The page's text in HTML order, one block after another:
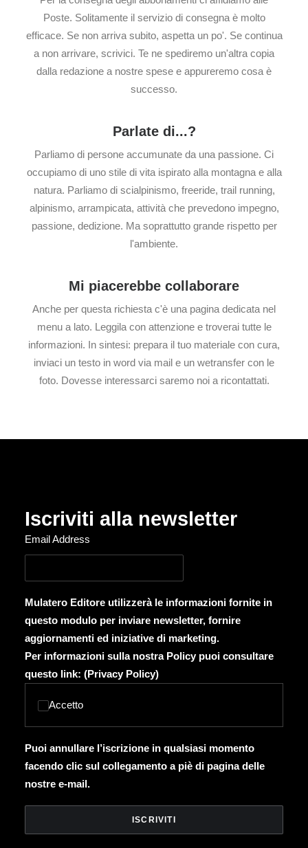
Poste. Solitamente il servizio di consegna è molto
efficace. Se non arriva subito, aspetta un po'. Se continua
a non arrivare, scrivici. Te ne spediremo un'altra copia
dalla redazione a nostre spese e appureremo cosa è
successo.
Parlate di...?
Parliamo di persone accumunate da una passione. Ci
occupiamo di uno stile di vita ispirato alla montagna e alla
natura. Parliamo di scialpinismo, freeride, trail running,
alpinismo, arrampicata, attività che prevedono impegno,
passione, dedizione. Ma soprattutto grande rispetto per
l'ambiente.
Mi piacerebbe collaborare
Anche per questa richiesta c'è una pagina dedicata nel
menu a lato. Leggila con attenzione e troverai tutte le
informazioni. In sintesi: prepara il tuo materiale con cura,
inviaci un testo in word via mail e un wetransfer con le
foto. Dovesse interessarci saremo noi a ricontattati.
Iscriviti alla newsletter
Email Address
Mulatero Editore utilizzerà le informazioni fornite in
questo modulo per inviare newsletter, fornire
aggiornamenti ed iniziative di marketing.
Per informazioni sulla nostra Policy puoi consultare
questo link: (Privacy Policy)
Accetto
Puoi annullare l’iscrizione in qualsiasi momento
facendo clic sul collegamento a piè di pagina delle
nostre e-mail.